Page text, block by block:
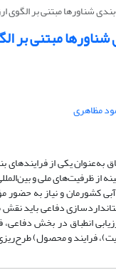
شناورها مبتنی بر الگوی
مبتنی بر
مظاهری
به‌عنوان یکی از
از ظرفیت‌های ملی و
کشورمان و نیاز به حضور
دفاعی باید
انطباق در بخش
فرایند و محصول)